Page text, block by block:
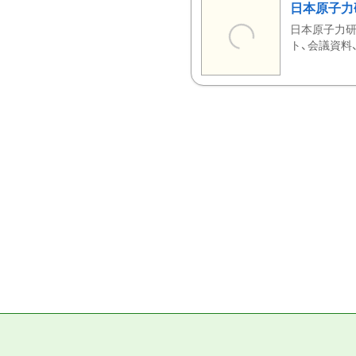
日本原子
日本原子力
ト、会議資